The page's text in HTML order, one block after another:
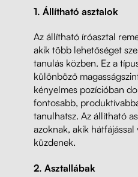
1. Állítható asztalok
Az állítható íróasztal
akik több lehetőséget
tanulás közben. Ez a
különböző
kényelmes pozícióban
fontosabb,
tanulhatsz. Az állítható
azoknak, akik hátfájással
küzdenek.
2. Asztallábak